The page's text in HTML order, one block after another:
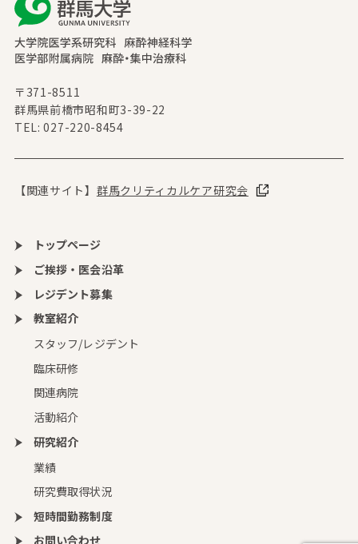
〒371-8511
群馬県前橋市昭和町3-39-22
TEL: 027-220-8454
【関連サイト】 群馬クリティカルケア研究会
トップページ
ご挨拶・医会沿革
レジデント募集
教室紹介
スタッフ/レジデント
臨床研修
関連病院
活動紹介
研究紹介
業績
研究費取得状況
短時間勤務制度
お問い合わせ